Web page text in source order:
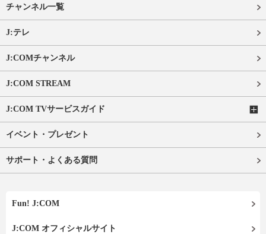
チャンネル一覧
J:テレ
J:COMチャンネル
J:COM STREAM
J:COM TVサービスガイド
イベント・プレゼント
サポート・よくある質問
Fun! J:COM
J:COM オフィシャルサイト